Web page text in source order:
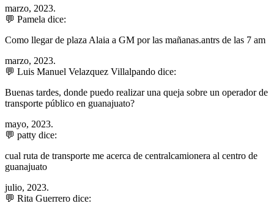
marzo, 2023.
💬 Pamela dice:
Como llegar de plaza Alaia a GM por las mañanas.antrs de las 7 am
marzo, 2023.
💬 Luis Manuel Velazquez Villalpando dice:
Buenas tardes, donde puedo realizar una queja sobre un operador de
transporte público en guanajuato?
mayo, 2023.
💬 patty dice:
cual ruta de transporte me acerca de centralcamionera al centro de
guanajuato
julio, 2023.
💬 Rita Guerrero dice: